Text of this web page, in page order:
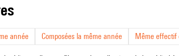
année Composées la même année Même effectif